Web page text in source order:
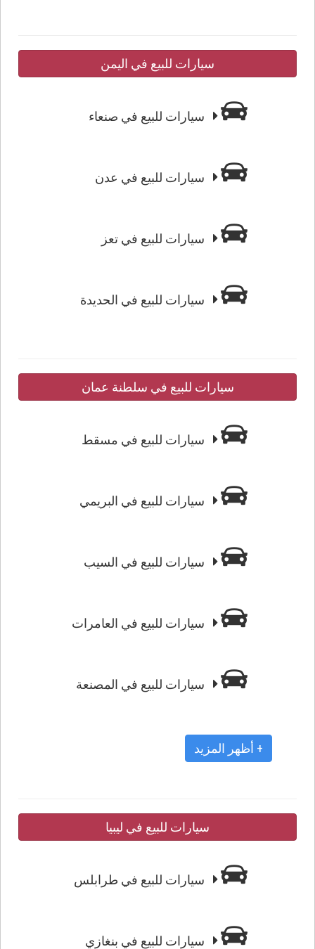
سيارات للبيع في اليمن
سيارات للبيع في صنعاء
سيارات للبيع في عدن
سيارات للبيع في تعز
سيارات للبيع في الحديدة
سيارات للبيع في سلطنة عمان
سيارات للبيع في مسقط
سيارات للبيع في البريمي
سيارات للبيع في السيب
سيارات للبيع في العامرات
سيارات للبيع في المصنعة
+ أظهر المزيد
سيارات للبيع في ليبيا
سيارات للبيع في طرابلس
سيارات للبيع في بنغازي